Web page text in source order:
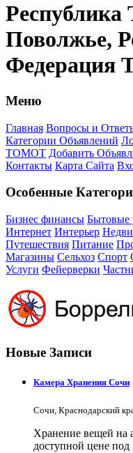
Республика
Поволжье,
Федерация
Меню
Главная Вопросы и
Категории Объявлений
ТОМОТ Добавить
Контакты Карта Сайта
Особенные
Бизнес финансы Бытовые
Интернет Интерьер
Путешествия Питание
Магазины Сельхоз Спорт
Услуги Фейерверки
Новые Записи
Камера Хранения Сочи
Сочи, Краснодарский
Хранение вещей на
доступной цене